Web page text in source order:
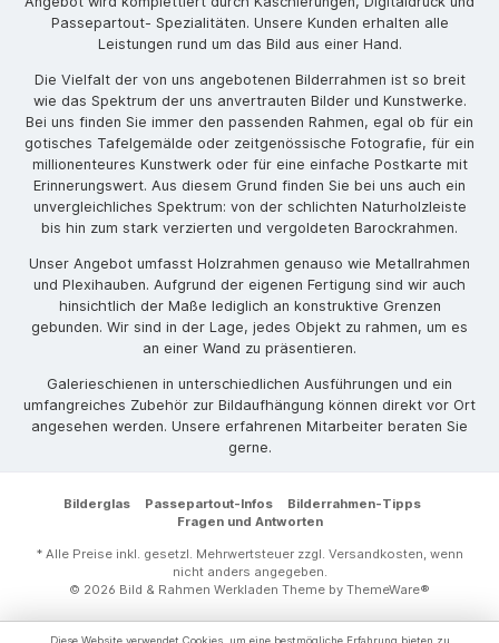
Passepartout- Spezialitäten. Unsere Kunden erhalten alle
Leistungen rund um das Bild aus einer Hand.
Die Vielfalt der von uns angebotenen Bilderrahmen ist so breit
wie das Spektrum der uns anvertrauten Bilder und Kunstwerke.
Bei uns finden Sie immer den passenden Rahmen, egal ob für ein
gotisches Tafelgemälde oder zeitgenössische Fotografie, für ein
millionenteures Kunstwerk oder für eine einfache Postkarte mit
Erinnerungswert. Aus diesem Grund finden Sie bei uns auch ein
unvergleichliches Spektrum: von der schlichten Naturholzleiste
bis hin zum stark verzierten und vergoldeten Barockrahmen.
Unser Angebot umfasst Holzrahmen genauso wie Metallrahmen
und Plexihauben. Aufgrund der eigenen Fertigung sind wir auch
hinsichtlich der Maße lediglich an konstruktive Grenzen
gebunden. Wir sind in der Lage, jedes Objekt zu rahmen, um es
an einer Wand zu präsentieren.
Galerieschienen in unterschiedlichen Ausführungen und ein
umfangreiches Zubehör zur Bildaufhängung können direkt vor Ort
angesehen werden. Unsere erfahrenen Mitarbeiter beraten Sie
gerne.
Bilderglas Passepartout-Infos
Bilderrahmen-Tipps
Fragen und Antworten
* Alle Preise inkl. gesetzl. Mehrwertsteuer zzgl. Versandkosten, wenn
nicht anders angegeben.
© 2026 Bild & Rahmen Werkladen Theme by ThemeWare®
Diese Website verwendet Cookies, um eine bestmögliche Erfahrung bieten zu